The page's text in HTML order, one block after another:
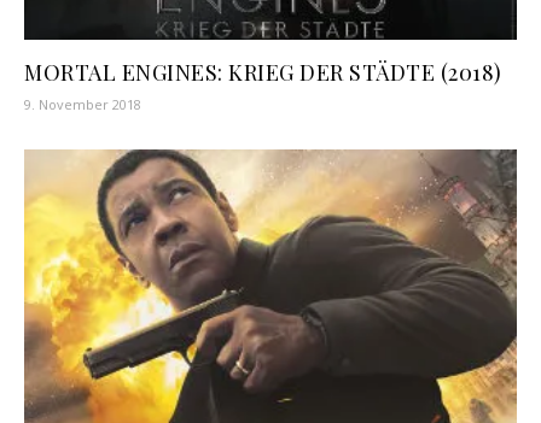
MORTAL ENGINES: KRIEG DER STÄDTE (2018)
9. November 2018